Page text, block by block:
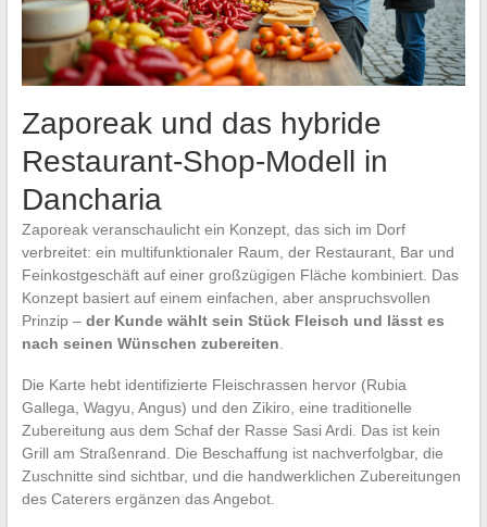
Zaporeak und das hybride
Restaurant-Shop-Modell in
Dancharia
Zaporeak veranschaulicht ein Konzept, das sich im Dorf
verbreitet: ein multifunktionaler Raum, der Restaurant, Bar und
Feinkostgeschäft auf einer großzügigen Fläche kombiniert. Das
Konzept basiert auf einem einfachen, aber anspruchsvollen
Prinzip – der Kunde wählt sein Stück Fleisch und lässt es
nach seinen Wünschen zubereiten
Die Karte hebt identifizierte Fleischrassen hervor (Rubia
Gallega, Wagyu, Angus) und den Zikiro, eine traditionelle
Zubereitung aus dem Schaf der Rasse Sasi Ardi. Das ist kein
Grill am Straßenrand. Die Beschaffung ist nachverfolgbar, die
Zuschnitte sind sichtbar, und die handwerklichen Zubereitungen
des Caterers ergänzen das Angebot.